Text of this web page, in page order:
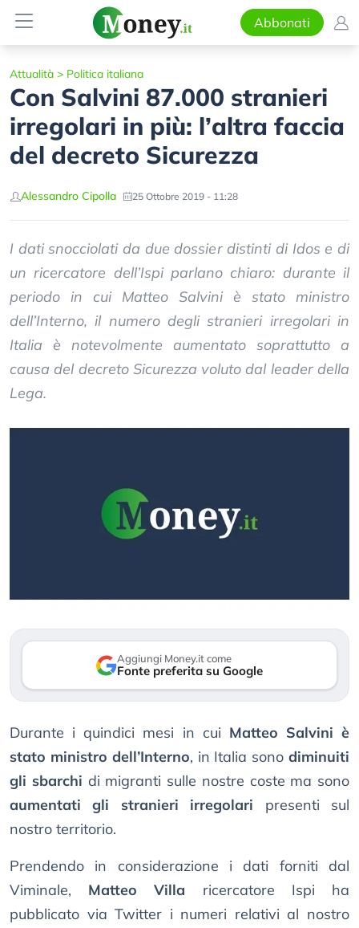
Abbonati
Attualità > Politica italiana
Con Salvini 87.000 stranieri
irregolari in più: l’altra faccia
del decreto Sicurezza
Alessandro Cipolla 25 Ottobre 2019 - 11:28
I dati snocciolati da due dossier distinti di Idos e di
un ricercatore dell’Ispi parlano chiaro: durante il
periodo in cui Matteo Salvini è stato ministro
dell’Interno, il numero degli stranieri irregolari in
Italia è notevolmente aumentato soprattutto a
causa del decreto Sicurezza voluto dal leader della
Lega.
Aggiungi Money.it come
Fonte preferita su Google
Durante i quindici mesi in cui Matteo Salvini è
stato ministro dell’Interno, in Italia sonodiminuiti
gli sbarchi di migranti sulle nostre coste ma sono
aumentati gli stranieri irregolari presenti sul
nostro territorio.
Prendendo in considerazione i dati forniti dal
Viminale, Matteo Villa ricercatore Ispi ha
pubblicato via Twitter i numeri relativi al nostro